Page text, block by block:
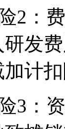
：费
发
加计
：资